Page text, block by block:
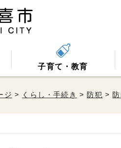
子育て・教育
ジ > くらし・手続き > 防犯 >